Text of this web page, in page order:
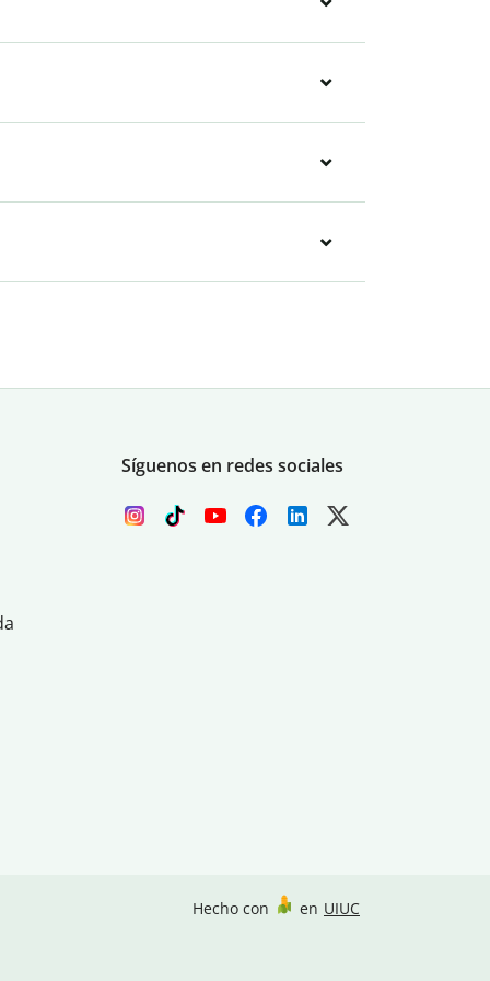
Síguenos en redes sociales
Hecho con en UIUC